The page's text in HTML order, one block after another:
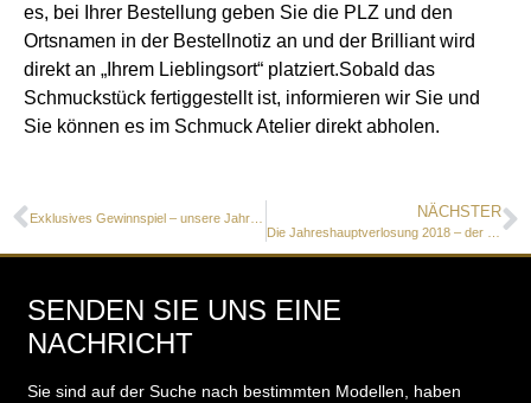
es, bei Ihrer Bestellung geben Sie die PLZ und den
Ortsnamen in der Bestellnotiz an und der Brilliant wird
direkt an „Ihrem Lieblingsort“ platziert.Sobald das
Schmuckstück fertiggestellt ist, informieren wir Sie und
Sie können es im Schmuck Atelier direkt abholen.
NÄCHSTER
SENDEN SIE UNS EINE
NACHRICHT
Sie sind auf der Suche nach bestimmten Modellen, haben